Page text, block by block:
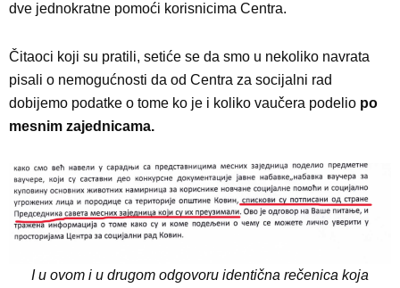
dve jednokratne pomoći korisnicima Centra.
Čitaoci koji su pratili, setiće se da smo u nekoliko navrata
pisali o nemogućnosti da od Centra za socijalni rad
dobijemo podatke o tome ko je i koliko vaučera podelio po
mesnim zajednicama.
I u ovom i u drugom odgovoru identična rečenica koja